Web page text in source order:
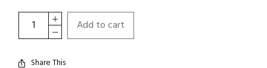
Add to cart
Share This